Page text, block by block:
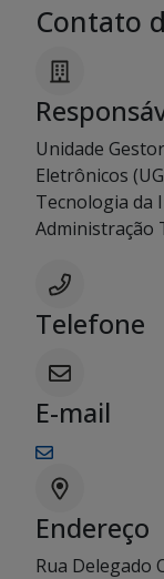
Contato
Unidade
Eletrônicos
Tecnologia da
Administração
Telefone
E-mail
Endereço
Rua Delegado